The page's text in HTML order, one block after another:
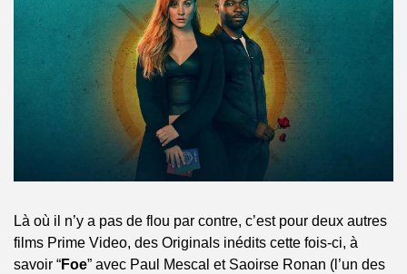
Là où il n’y a pas de flou par contre, c’est pour deux autres
films Prime Video, des Originals inédits cette fois-ci, à
savoir “Foe” avec Paul Mescal et Saoirse Ronan (l’un des